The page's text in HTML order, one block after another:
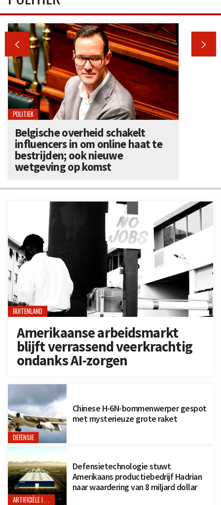
BUITENLAND
Amerikaanse arbeidsmarkt
blijft verrassend veerkrachtig
ondanks AI-zorgen
DEFENSIE
Chinese H-6N-bommenwerper gespot
met mysterieuze grote raket
ARTIFICIËLE INTELLIGENTIE
Defensietechnologie stuwt
Amerikaans productiebedrijf Hadrian
naar waardering van 8 miljard dollar
 
POLITIEK
Belgische overheid schakelt
influencers in om online haat te
bestrijden; ook nieuwe
wetgeving op komst